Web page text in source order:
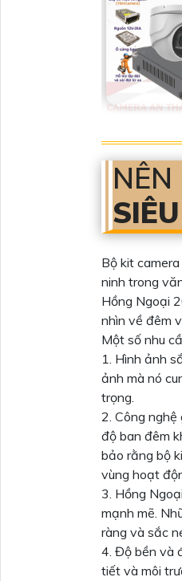
NÊN
Bộ kit
ninh trong
Hồng Ngoại
nhìn về đêm
Một số nhu
1. Hình ảnh
ảnh mà nó
trọng.
2. Công
độ ban đêm
bảo rằng bộ
vùng hoạt
3. Hồng
mạnh mẽ.
ràng và sắc
4. Độ bền và
tiết và môi